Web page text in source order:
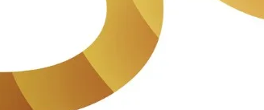
等待水泥乾燥的時間，需5~7個工作天。一般住家
傳導能力， 用於建築物的材料。將輕質文化石板